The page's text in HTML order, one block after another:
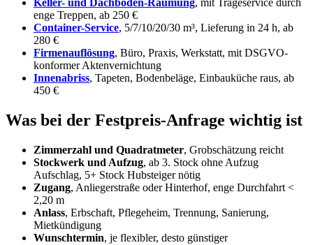
Keller- und Dachboden-Räumung, mit Trageservice durch
enge Treppen, ab 250 €
Container-Service, 5/7/10/20/30 m³, Lieferung in 24 h, ab
280 €
Firmenauflösung, Büro, Praxis, Werkstatt, mit DSGVO-
konformer Aktenvernichtung
Innenabriss, Tapeten, Bodenbeläge, Einbauküche raus, ab
450 €
Was bei der Festpreis-Anfrage wichtig ist
Zimmerzahl und Quadratmeter, Grobschätzung reicht
Stockwerk und Aufzug, ab 3. Stock ohne Aufzug
Aufschlag, 5+ Stock Hubsteiger nötig
Zugang, Anliegerstraße oder Hinterhof, enge Durchfahrt <
2,20 m
Anlass, Erbschaft, Pflegeheim, Trennung, Sanierung,
Mietkündigung
Wunschtermin, je flexibler, desto günstiger